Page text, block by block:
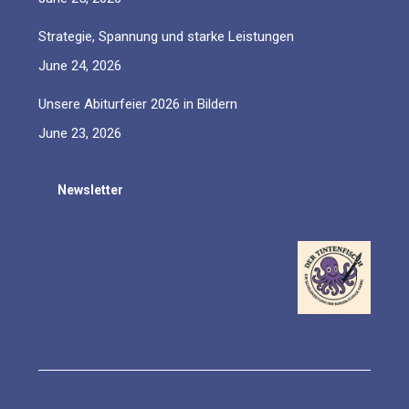
Strategie, Spannung und starke Leistungen
June 24, 2026
Unsere Abiturfeier 2026 in Bildern
June 23, 2026
Newsletter